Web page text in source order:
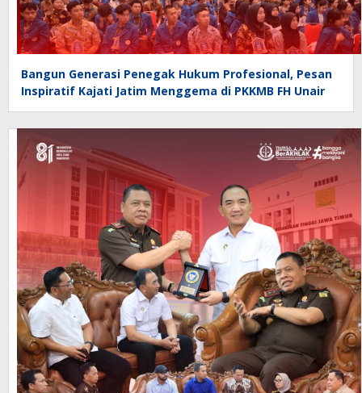
Bangun Generasi Penegak Hukum Profesional, Pesan
Inspiratif Kajati Jatim Menggema di PKKMB FH Unair